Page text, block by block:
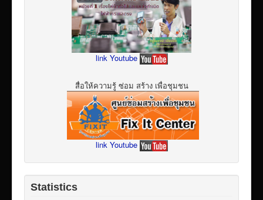
link Youtube
สื่อให้ความรู้ ซ่อม สร้าง เพื่อชุมชน
link Youtube
Statistics